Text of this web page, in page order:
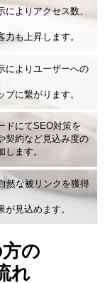
よりアクセス数、
力も上昇します。
によりユーザーへの
に繋がります。
ドにてSEO対策を
契約など見込み度の
ます。
然な被リンクを獲得
見込めます。
の
れ